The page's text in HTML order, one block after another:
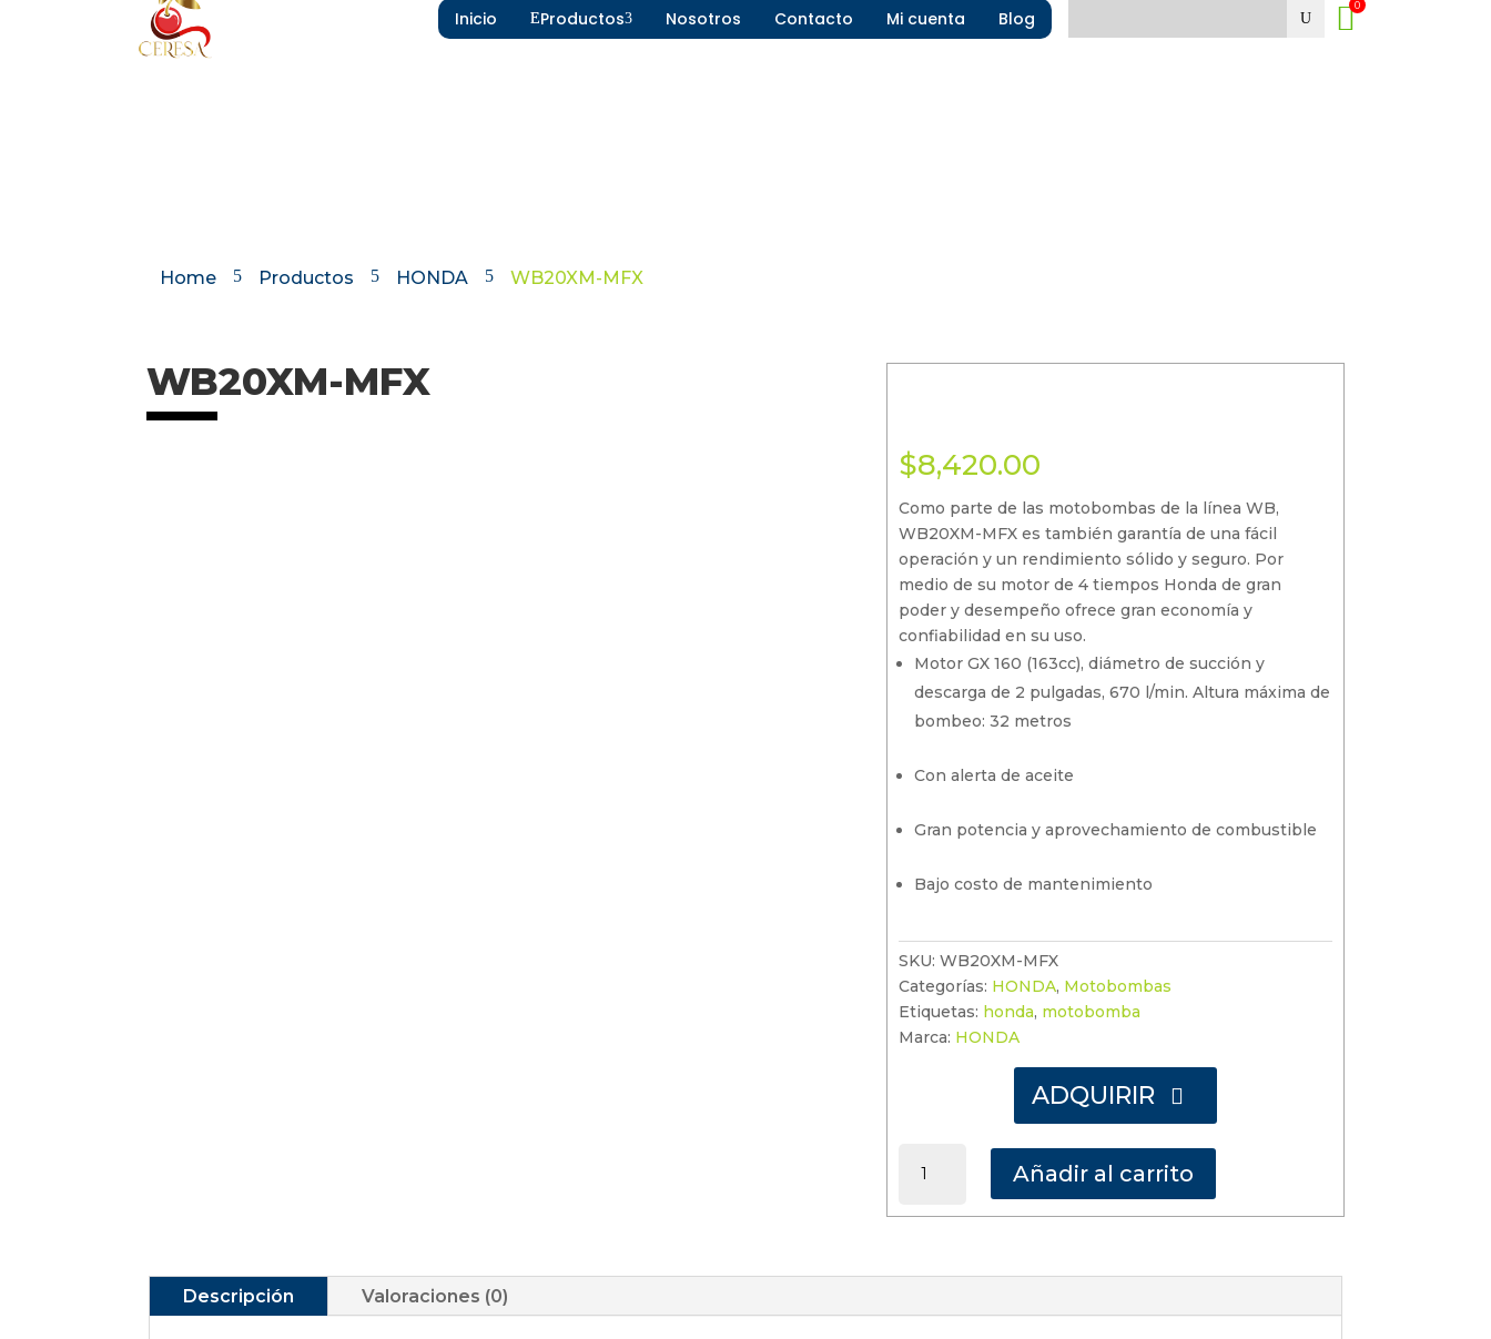
Inicio EProductos3 Nosotros Contacto Mi cuenta Blog U 0
Home 5 Productos 5 HONDA 5 WB20XM-MFX
WB20XM-MFX
$8,420.00
Como parte de las motobombas de la línea WB,
WB20XM-MFX es también garantía de una fácil
operación y un rendimiento sólido y seguro. Por
medio de su motor de 4 tiempos Honda de gran
poder y desempeño ofrece gran economía y
confiabilidad en su uso.
Motor GX 160 (163cc), diámetro de succión y
descarga de 2 pulgadas, 670 l/min. Altura máxima de
bombeo: 32 metros
Con alerta de aceite
Gran potencia y aprovechamiento de combustible
Bajo costo de mantenimiento
SKU:WB20XM-MFX
Categorías: HONDA, Motobombas
Etiquetas: honda, motobomba
Marca: HONDA

ADQUIRIR
MFX
Añadir al carrito
Descripción Valoraciones (0)